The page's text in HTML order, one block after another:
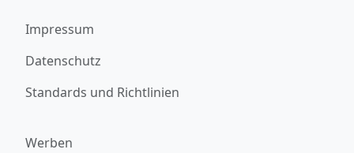
Impressum
Datenschutz
Standards und Richtlinien
Werben